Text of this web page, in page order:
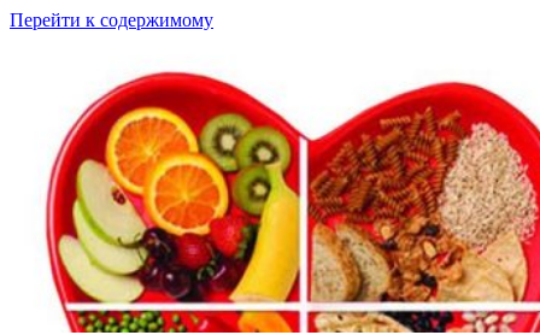
Перейти к содержимому